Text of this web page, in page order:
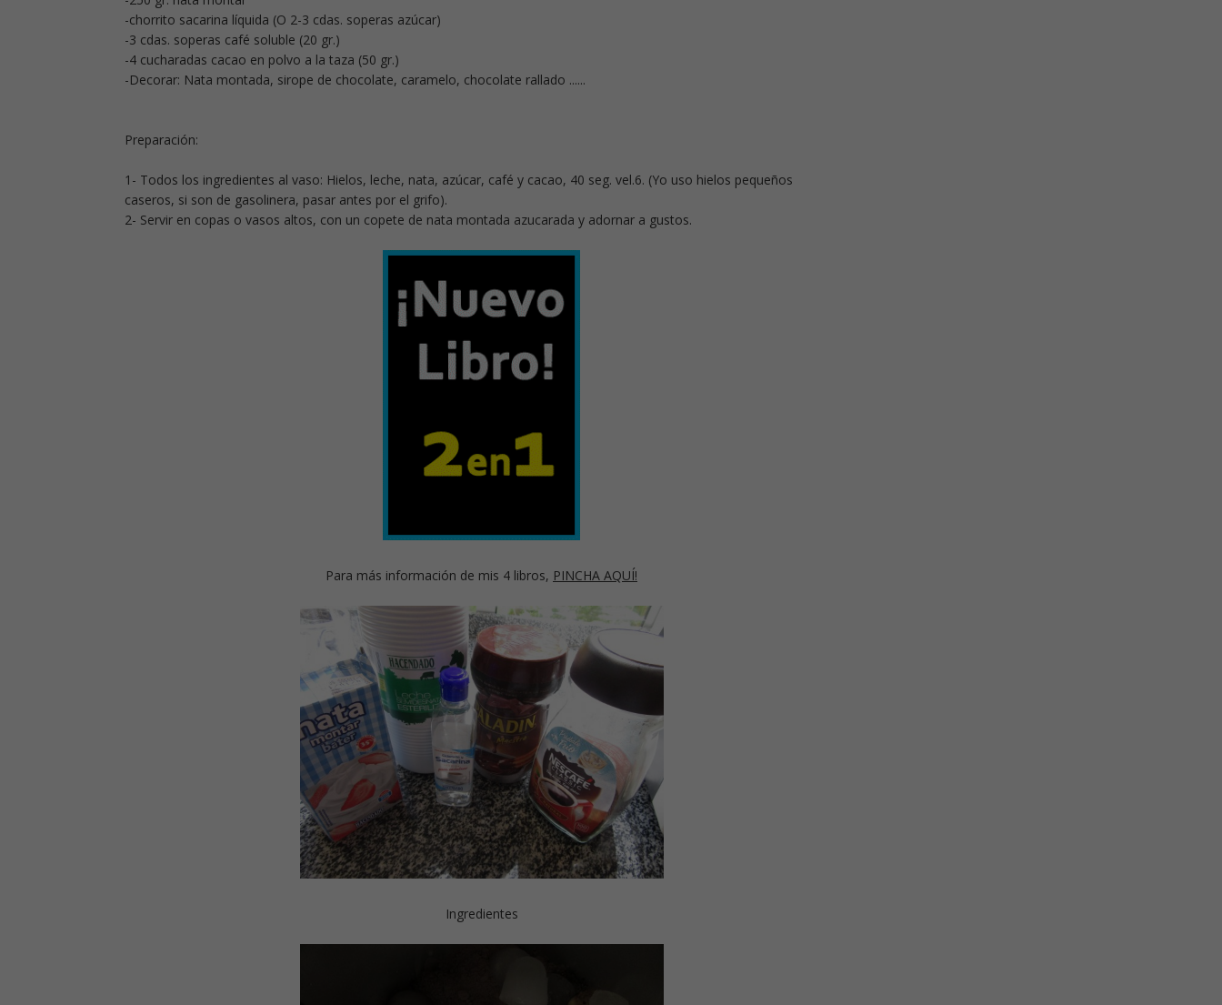
-chorrito sacarina líquida (O 2-3 cdas. soperas azúcar)
-3 cdas. soperas café soluble (20 gr.)
-4 cucharadas cacao en polvo a la taza (50 gr.)
-Decorar: Nata montada, sirope de chocolate, caramelo, chocolate rallado ......
Preparación:
1- Todos los ingredientes al vaso: Hielos, leche, nata, azúcar, café y cacao, 40 seg. vel.6. (Yo uso hielos pequeños
caseros, si son de gasolinera, pasar antes por el grifo).
2- Servir en copas o vasos altos, con un copete de nata montada azucarada y adornar a gustos.
Para más información de mis 4 libros, PINCHA AQUÍ!
Ingredientes